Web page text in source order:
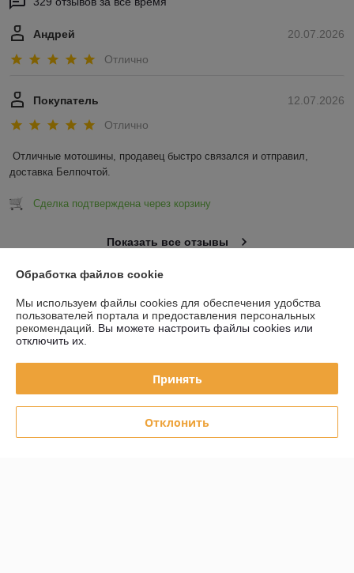
20.07.2026
Андрей
Отлично
12.07.2026
Покупатель
Отлично
Отличные мотошины, продавец быстро связался и отправил,
доставка Белпочтой.
Сделка подтверждена через корзину
Показать все отзывы
Контакты
График работы
Обработка файлов cookie
Мы используем файлы cookies для обеспечения удобства
пользователей портала и предоставления персональных
рекомендаций. Вы можете настроить файлы cookies или
отключить их.
Принять
Отклонить